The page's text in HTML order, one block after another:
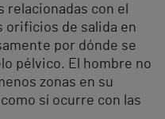
con el
orificios de salida en
por dónde se
pélvico. El hombre no
zonas en su
sí ocurre con las